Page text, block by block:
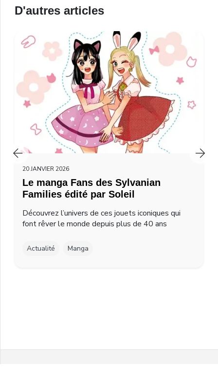
D'autres articles
20 JANVIER 2026
Le manga Fans des Sylvanian
Families édité par Soleil
Découvrez l’univers de ces jouets iconiques qui
font rêver le monde depuis plus de 40 ans
Actualité Manga